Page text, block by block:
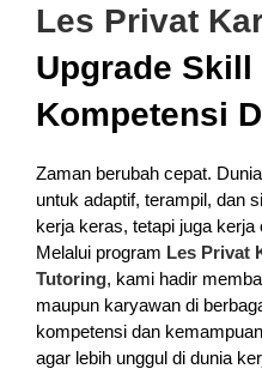
Les Privat
Upgrade Skill
Kompetensi
Zaman berubah cepat.
untuk adaptif, terampil, dan
kerja keras, tetapi juga kerja
Melalui program Les Privat
Tutoring, kami hadir
maupun karyawan di
kompetensi dan
agar lebih unggul di dunia